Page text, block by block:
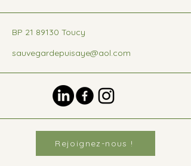
BP 21 89130 Toucy
sauvegardepuisaye@aol.com
Rejoignez-nous !